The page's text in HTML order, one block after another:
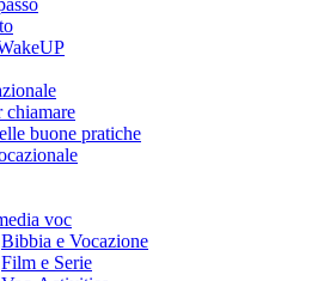
chiamare
buone pratiche
voc
Bibbia e Vocazione
Film e Serie